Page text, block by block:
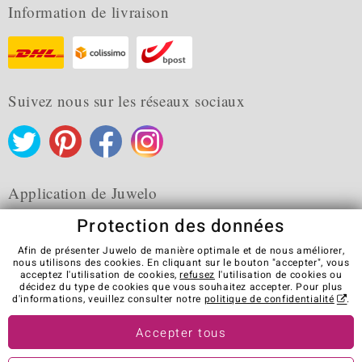
Information de livraison
Suivez nous sur les réseaux sociaux
Application de Juwelo
CGV Protection des données
Cookies
Mentions légales
Contact
Révocation du contrat
Visit our stores in other countries:
Protection des données
Afin de présenter Juwelo de manière optimale et de nous améliorer,
nous utilisons des cookies. En cliquant sur le bouton "accepter", vous
acceptez l'utilisation de cookies,refusez l'utilisation de cookies ou
décidez du type de cookies que vous souhaitez accepter. Pour plus
d'informations, veuillez consulter notre politique de confidentialité .
Accepter tous